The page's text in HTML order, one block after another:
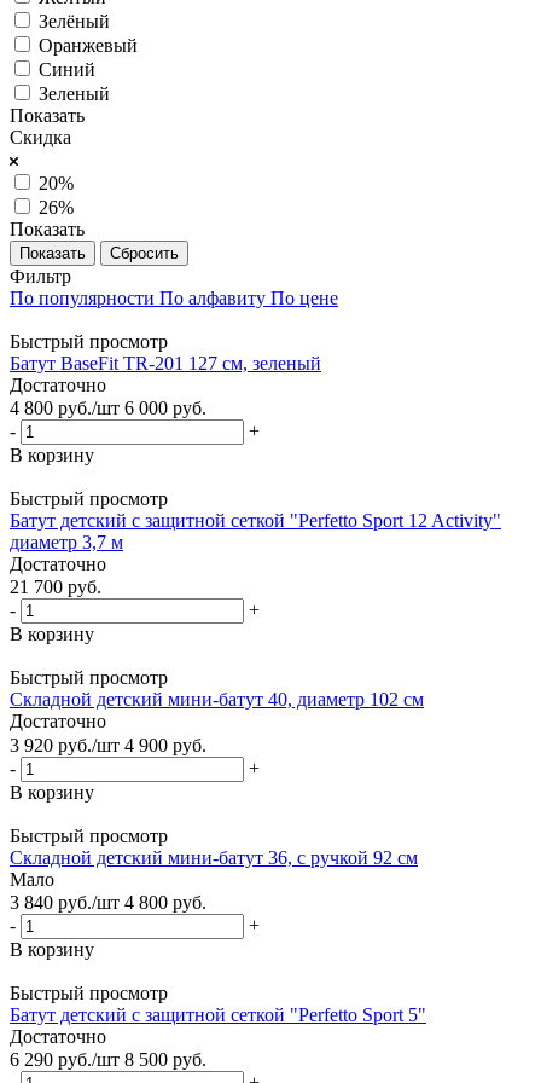
Зелёный
Оранжевый
Синий
Зеленый
Показать
Скидка
20%
26%
Показать
Сбросить
Фильтр
По популярности По алфавиту По цене
Быстрый просмотр
Батут BaseFit TR-201 127 см, зеленый
Достаточно
4 800 руб./шт 6 000 руб.
-
+
В корзину
Быстрый просмотр
Батут детский с защитной сеткой "Perfetto Sport 12 Activity"
диаметр 3,7 м
Достаточно
21 700 руб.
-
+
В корзину
Быстрый просмотр
Складной детский мини-батут 40, диаметр 102 см
Достаточно
3 920 руб./шт 4 900 руб.
-
+
В корзину
Быстрый просмотр
Складной детский мини-батут 36, с ручкой 92 см
Мало
3 840 руб./шт 4 800 руб.
-
+
В корзину
Быстрый просмотр
Батут детский с защитной сеткой "Perfetto Sport 5"
Достаточно
6 290 руб./шт 8 500 руб.